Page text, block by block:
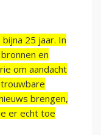
25 jaar. In
en
om aandacht
brengen,
er echt toe